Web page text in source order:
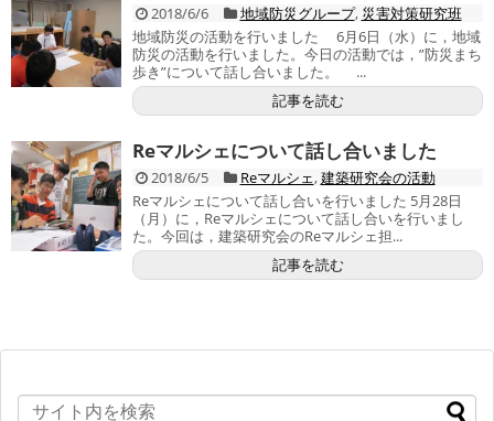
2018/6/6 地域防災グループ, 災害対策研究班
地域防災の活動を行いました 6月6日（水）に，地域
防災の活動を行いました。今日の活動では，”防災まち
歩き”について話し合いました。 ...
記事を読む
Reマルシェについて話し合いました
2018/6/5 Reマルシェ,建築研究会の活動
Reマルシェについて話し合いを行いました 5月28日
（月）に，Reマルシェについて話し合いを行いまし
た。今回は，建築研究会のReマルシェ担...
記事を読む